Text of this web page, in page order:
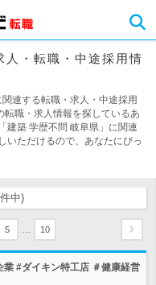
・転職・中途採用情
連する転職・求人・中途採用
職・求人情報を探しているあ
建築 学歴不問 岐阜県」に関連
いただけるので、あなたにぴっ
中)
5 10
#ダイキン特工店 ＃健康経営